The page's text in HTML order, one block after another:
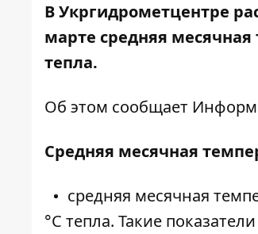
В Укргидрометцентре
марте средняя месячная
тепла.
Об этом сообщает
Средняя месячная
средняя месячная
°C тепла. Такие